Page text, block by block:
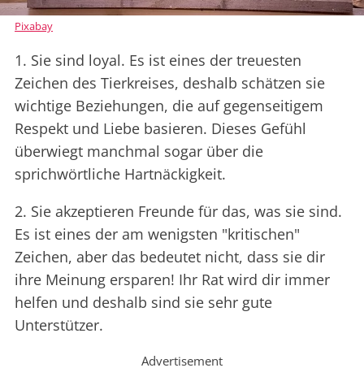
Pixabay
1. Sie sind loyal. Es ist eines der treuesten
Zeichen des Tierkreises, deshalb schätzen sie
wichtige Beziehungen, die auf gegenseitigem
Respekt und Liebe basieren. Dieses Gefühl
überwiegt manchmal sogar über die
sprichwörtliche Hartnäckigkeit.
2. Sie akzeptieren Freunde für das, was sie sind.
Es ist eines der am wenigsten "kritischen"
Zeichen, aber das bedeutet nicht, dass sie dir
ihre Meinung ersparen! Ihr Rat wird dir immer
helfen und deshalb sind sie sehr gute
Unterstützer.
Advertisement